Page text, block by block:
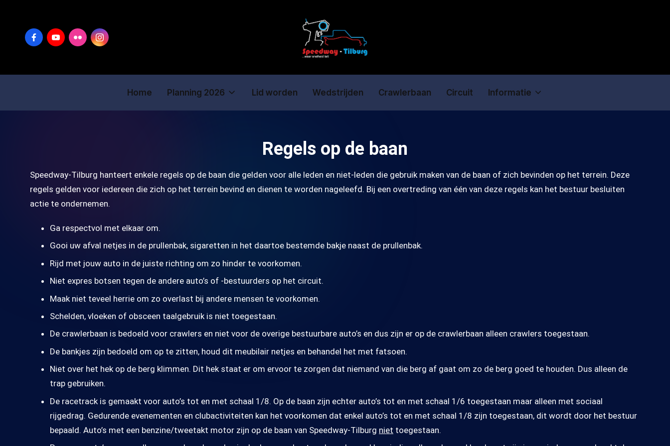
Home Planning 2026 Lid worden Wedstrijden Crawlerbaan Circuit Informatie
Regels op de baan
Speedway-Tilburg hanteert enkele regels op de baan die gelden voor alle leden en niet-leden die gebruik maken van de baan of zich bevinden op het terrein. Deze
regels gelden voor iedereen die zich op het terrein bevind en dienen te worden nageleefd. Bij een overtreding van één van deze regels kan het bestuur besluiten
actie te ondernemen.
Ga respectvol met elkaar om.
Gooi uw afval netjes in de prullenbak, sigaretten in het daartoe bestemde bakje naast de prullenbak.
Rijd met jouw auto in de juiste richting om zo hinder te voorkomen.
Niet expres botsen tegen de andere auto’s of -bestuurders op het circuit.
Maak niet teveel herrie om zo overlast bij andere mensen te voorkomen.
Schelden, vloeken of obsceen taalgebruik is niet toegestaan.
De crawlerbaan is bedoeld voor crawlers en niet voor de overige bestuurbare auto’s en dus zijn er op de crawlerbaan alleen crawlers toegestaan.
De bankjes zijn bedoeld om op te zitten, houd dit meubilair netjes en behandel het met fatsoen.
Niet over het hek op de berg klimmen. Dit hek staat er om ervoor te zorgen dat niemand van die berg af gaat om zo de berg goed te houden. Dus alleen de
trap gebruiken.
De racetrack is gemaakt voor auto’s tot en met schaal 1/8. Op de baan zijn echter auto’s tot en met schaal 1/6 toegestaan maar alleen met sociaal
rijgedrag. Gedurende evenementen en clubactiviteiten kan het voorkomen dat enkel auto’s tot en met schaal 1/8 zijn toegestaan, dit wordt door het bestuur
bepaald. Auto’s met een benzine/tweetakt motor zijn op de baan van Speedway-Tilburg niet toegestaan.